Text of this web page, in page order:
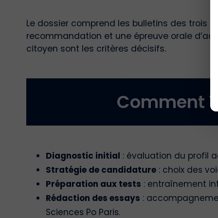
Le dossier comprend les bulletins des trois
recommandation et une épreuve orale
citoyen sont les critères décisifs.
Comment
Diagnostic initial : évaluation du profil
Stratégie de candidature: choix des
Préparation aux tests : entraînement
Rédaction des essays :
Sciences Po Paris.